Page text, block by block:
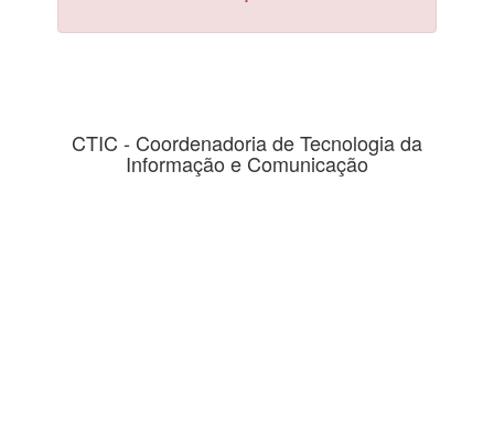
CTIC - Coordenadoria de Tecnologia da
Informação e Comunicação